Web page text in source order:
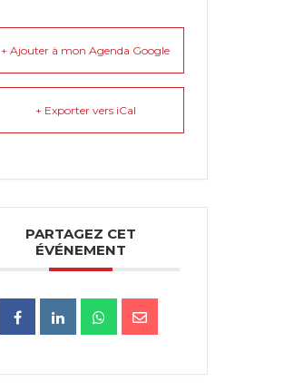
+ Ajouter à mon Agenda Google
+ Exporter vers iCal
PARTAGEZ CET
ÉVÉNEMENT